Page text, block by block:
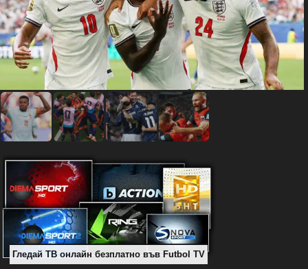
Гледай ТВ онлайн безплатно във Futbol TV